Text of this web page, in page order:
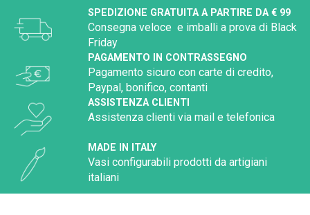
SPEDIZIONE GRATUITA A PARTIRE DA € 99
Consegna veloce e imballi a prova di Black
Friday
PAGAMENTO IN CONTRASSEGNO
Pagamento sicuro con carte di credito,
Paypal, bonifico, contanti
ASSISTENZA CLIENTI
Assistenza clienti via mail e telefonica
MADE IN ITALY
Vasi configurabili prodotti da artigiani
italiani